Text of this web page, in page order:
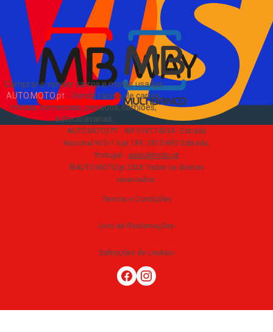
Comprar e vender carros e motas usadas
AUTO.MOTO.pt- Venda rápida de carros,
motas, comerciais, pesados, camiões,
autocaravanas
EN
Sobre Nós
AUTO.MOTO.PT · NIF 518174034 · Estrada
Nacional N10-1 loja 189, 2815-892 Sobreda,
Portugal · apoio@moto.pt
©AUTO.MOTO.pt 2026 Todos os direitos
reservados.
Termos e Condições
Livro de Reclamações
Definições de cookies